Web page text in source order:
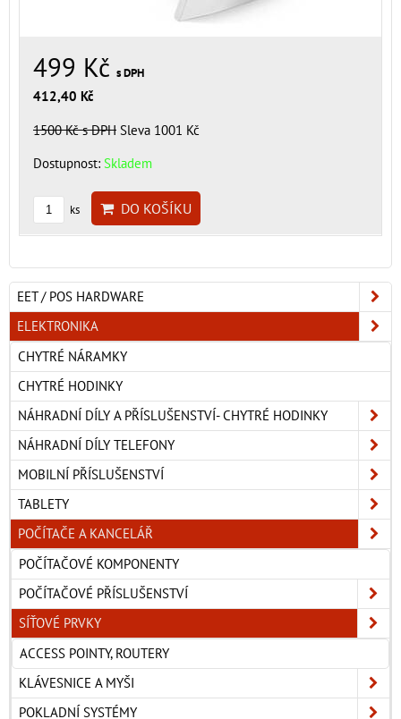
499 Kč s DPH
412,40 Kč
1500 Kčs DPH Sleva 1001 Kč
Dostupnost: Skladem
ks DO KOŠÍKU
EET / POS HARDWARE
ELEKTRONIKA
CHYTRÉ NÁRAMKY
CHYTRÉ HODINKY
NÁHRADNÍ DÍLY A PŘÍSLUŠENSTVÍ- CHYTRÉ HODINKY
NÁHRADNÍ DÍLY TELEFONY
MOBILNÍ PŘÍSLUŠENSTVÍ
TABLETY
POČÍTAČE A KANCELÁŘ
POČÍTAČOVÉ KOMPONENTY
POČÍTAČOVÉ PŘÍSLUŠENSTVÍ
SÍŤOVÉ PRVKY
ACCESS POINTY, ROUTERY
KLÁVESNICE A MYŠI
POKLADNÍ SYSTÉMY